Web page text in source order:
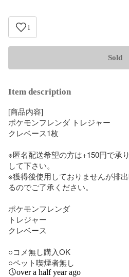
1
Sold
Item description
[商品内容]
ポケモンフレンダ トレジャー
クレベース1枚
※匿名配送希望の方は+150円で承
して下さい。
※獲得後使用しておりませんが排
るのでご了承ください。
ポケモンフレンダ
トレジャー
クレベース
○コメ無し購入OK
○ペット喫煙者無し
over a half year ago